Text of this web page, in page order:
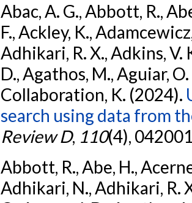
Abac, A. G., Abbott, R.,
F., Ackley, K.,
Adhikari, R. X., Adkins, V.
D., Agathos, M., Aguiar,
Collaboration, K. (2024).
search using data from
Review D, 110(4),
Abbott, R., Abe, H.,
Adhikari, N., Adhikari, R.